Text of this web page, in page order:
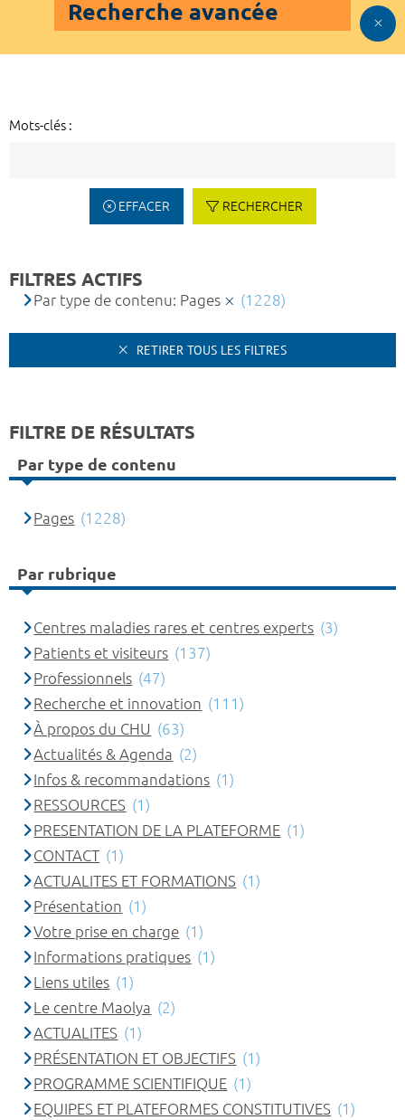
Recherche avancée
Mots-clés :
EFFACER RECHERCHER
FILTRES ACTIFS
Par type de contenu: Pages (1228)
RETIRER TOUS LES FILTRES
FILTRE DE RÉSULTATS
Par type de contenu
Pages (1228)
Par rubrique
Centres maladies rares et centres experts (3)
Patients et visiteurs (137)
Professionnels (47)
Recherche et innovation (111)
À propos du CHU (63)
Actualités & Agenda (2)
Infos & recommandations (1)
RESSOURCES (1)
PRESENTATION DE LA PLATEFORME (1)
CONTACT (1)
ACTUALITES ET FORMATIONS (1)
Présentation (1)
Votre prise en charge (1)
Informations pratiques (1)
Liens utiles (1)
Le centre Maolya (2)
ACTUALITES (1)
PRÉSENTATION ET OBJECTIFS (1)
PROGRAMME SCIENTIFIQUE (1)
EQUIPES ET PLATEFORMES CONSTITUTIVES (1)